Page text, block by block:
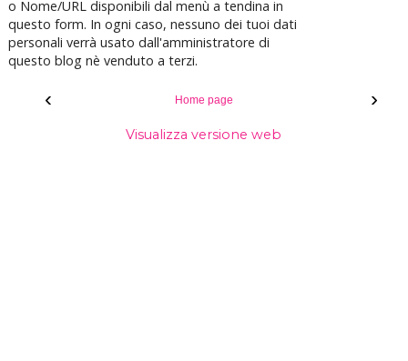
o Nome/URL disponibili dal menù a tendina in
questo form. In ogni caso, nessuno dei tuoi dati
personali verrà usato dall'amministratore di
questo blog nè venduto a terzi.
‹ ›
Home page
Visualizza versione web